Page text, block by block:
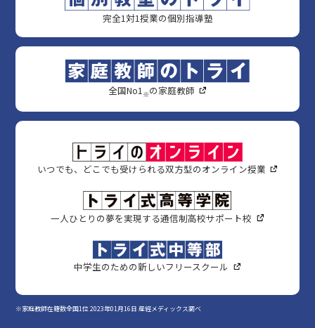
完全1対1授業の個別指導塾
全国No1※の家庭教師
いつでも、どこでも受けられる双方型のオンライン授業
一人ひとりの夢を実現する通信制高校サポート校
中学生のための新しいフリースクール
※家庭教師在籍数全国1位 2023年01月16日 産經メディックス調べ